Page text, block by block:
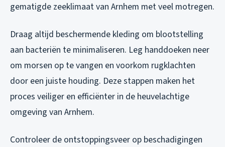
gematigde zeeklimaat van Arnhem met veel motregen.
Draag altijd beschermende kleding om blootstelling
aan bacteriën te minimaliseren. Leg handdoeken neer
om morsen op te vangen en voorkom rugklachten
door een juiste houding. Deze stappen maken het
proces veiliger en efficiënter in de heuvelachtige
omgeving van Arnhem.
Controleer de ontstoppingsveer op beschadigingen